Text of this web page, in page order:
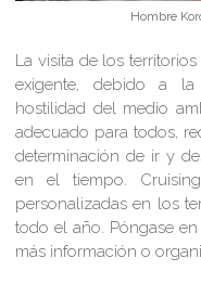
Hombre
La visita de los
exigente, debido a
hostilidad del medio
adecuado para todos,
determinación de ir y
en el tiempo.
personalizadas en los
todo el año. Póngase
más información o